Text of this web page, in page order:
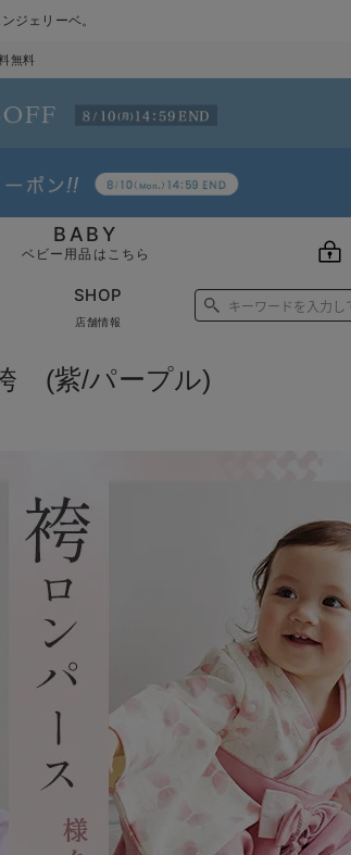
ジェリーベ。
無料
BABY
ベビー用品はこちら
SHOP
店舗情報
(紫/パープル)